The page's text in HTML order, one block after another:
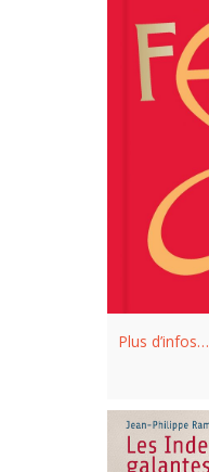
Plus d’infos…